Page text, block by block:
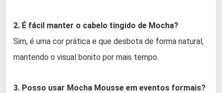
2. É fácil manter o cabelo tingido de Mocha?
Sim, é uma cor prática e que desbota de forma natural,
mantendo o visual bonito por mais tempo.
3. Posso usar Mocha Mousse em eventos formais?